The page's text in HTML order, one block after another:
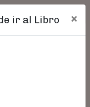
ir al Libro ×